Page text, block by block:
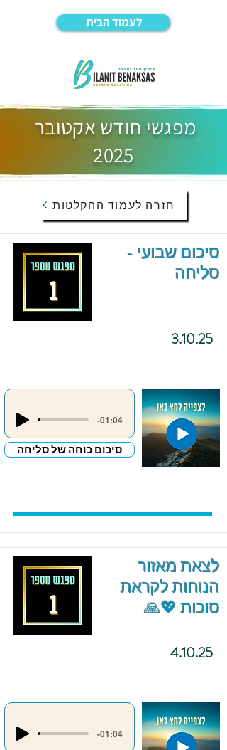
לעמוד הבית
מפגשי חודש אקטובר
2025
חזרה לעמוד ההקלטות
סיכום שבועי -
סליחה
3.10.25
-01:04
סיכום כוחה של סליחה
לצאת מאזור
הנוחות לקראת
סוכות 💖🙏
4.10.25
-01:04